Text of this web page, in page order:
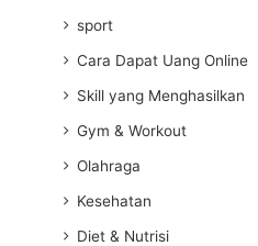
sport
Cara Dapat Uang Online
Skill yang Menghasilkan
Gym & Workout
Olahraga
Kesehatan
Diet & Nutrisi